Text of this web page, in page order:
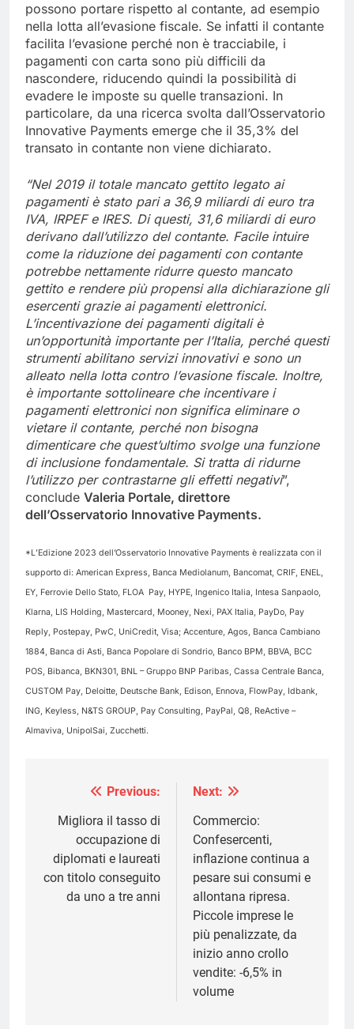
possono portare rispetto al contante, ad esempio
nella lotta all’evasione fiscale. Se infatti il contante
facilita l’evasione perché non è tracciabile, i
pagamenti con carta sono più difficili da
nascondere, riducendo quindi la possibilità di
evadere le imposte su quelle transazioni. In
particolare, da una ricerca svolta dall’Osservatorio
Innovative Payments emerge che il 35,3% del
transato in contante non viene dichiarato.
“Nel 2019 il totale mancato gettito legato ai
pagamenti è stato pari a 36,9 miliardi di euro tra
IVA, IRPEF e IRES. Di questi, 31,6 miliardi di euro
derivano dall’utilizzo del contante. Facile intuire
come la riduzione dei pagamenti con contante
potrebbe nettamente ridurre questo mancato
gettito e rendere più propensi alla dichiarazione gli
esercenti grazie ai pagamenti elettronici.
L’incentivazione dei pagamenti digitali è
un’opportunità importante per l’Italia, perché questi
strumenti abilitano servizi innovativi e sono un
alleato nella lotta contro l’evasione fiscale. Inoltre,
è importante sottolineare che incentivare i
pagamenti elettronici non significa eliminare o
vietare il contante, perché non bisogna
dimenticare che quest’ultimo svolge una funzione
di inclusione fondamentale. Si tratta di ridurne
l’utilizzo per contrastarne gli effetti negativi”,
conclude Valeria Portale, direttore
dell’Osservatorio Innovative Payments.
*L’Edizione 2023 dell’Osservatorio Innovative Payments è realizzata con il
supporto di: American Express, Banca Mediolanum, Bancomat, CRIF, ENEL,
EY, Ferrovie Dello Stato, FLOA Pay, HYPE, Ingenico Italia, Intesa Sanpaolo,
Klarna, LIS Holding, Mastercard, Mooney, Nexi, PAX Italia, PayDo, Pay
Reply, Postepay, PwC, UniCredit, Visa; Accenture, Agos, Banca Cambiano
1884, Banca di Asti, Banca Popolare di Sondrio, Banco BPM, BBVA, BCC
POS, Bibanca, BKN301, BNL – Gruppo BNP Paribas, Cassa Centrale Banca,
CUSTOM Pay, Deloitte, Deutsche Bank, Edison, Ennova, FlowPay, Idbank,
ING, Keyless, N&TS GROUP, Pay Consulting, PayPal, Q8, ReActive –
Almaviva, UnipolSai, Zucchetti.
Navigazione
articoli
Previous:
Migliora il tasso di
occupazione di
diplomati e laureati
con titolo conseguito
da uno a tre anni
Next:
Commercio:
Confesercenti,
inflazione continua a
pesare sui consumi e
allontana ripresa.
Piccole imprese le
più penalizzate, da
inizio anno crollo
vendite: -6,5% in
volume